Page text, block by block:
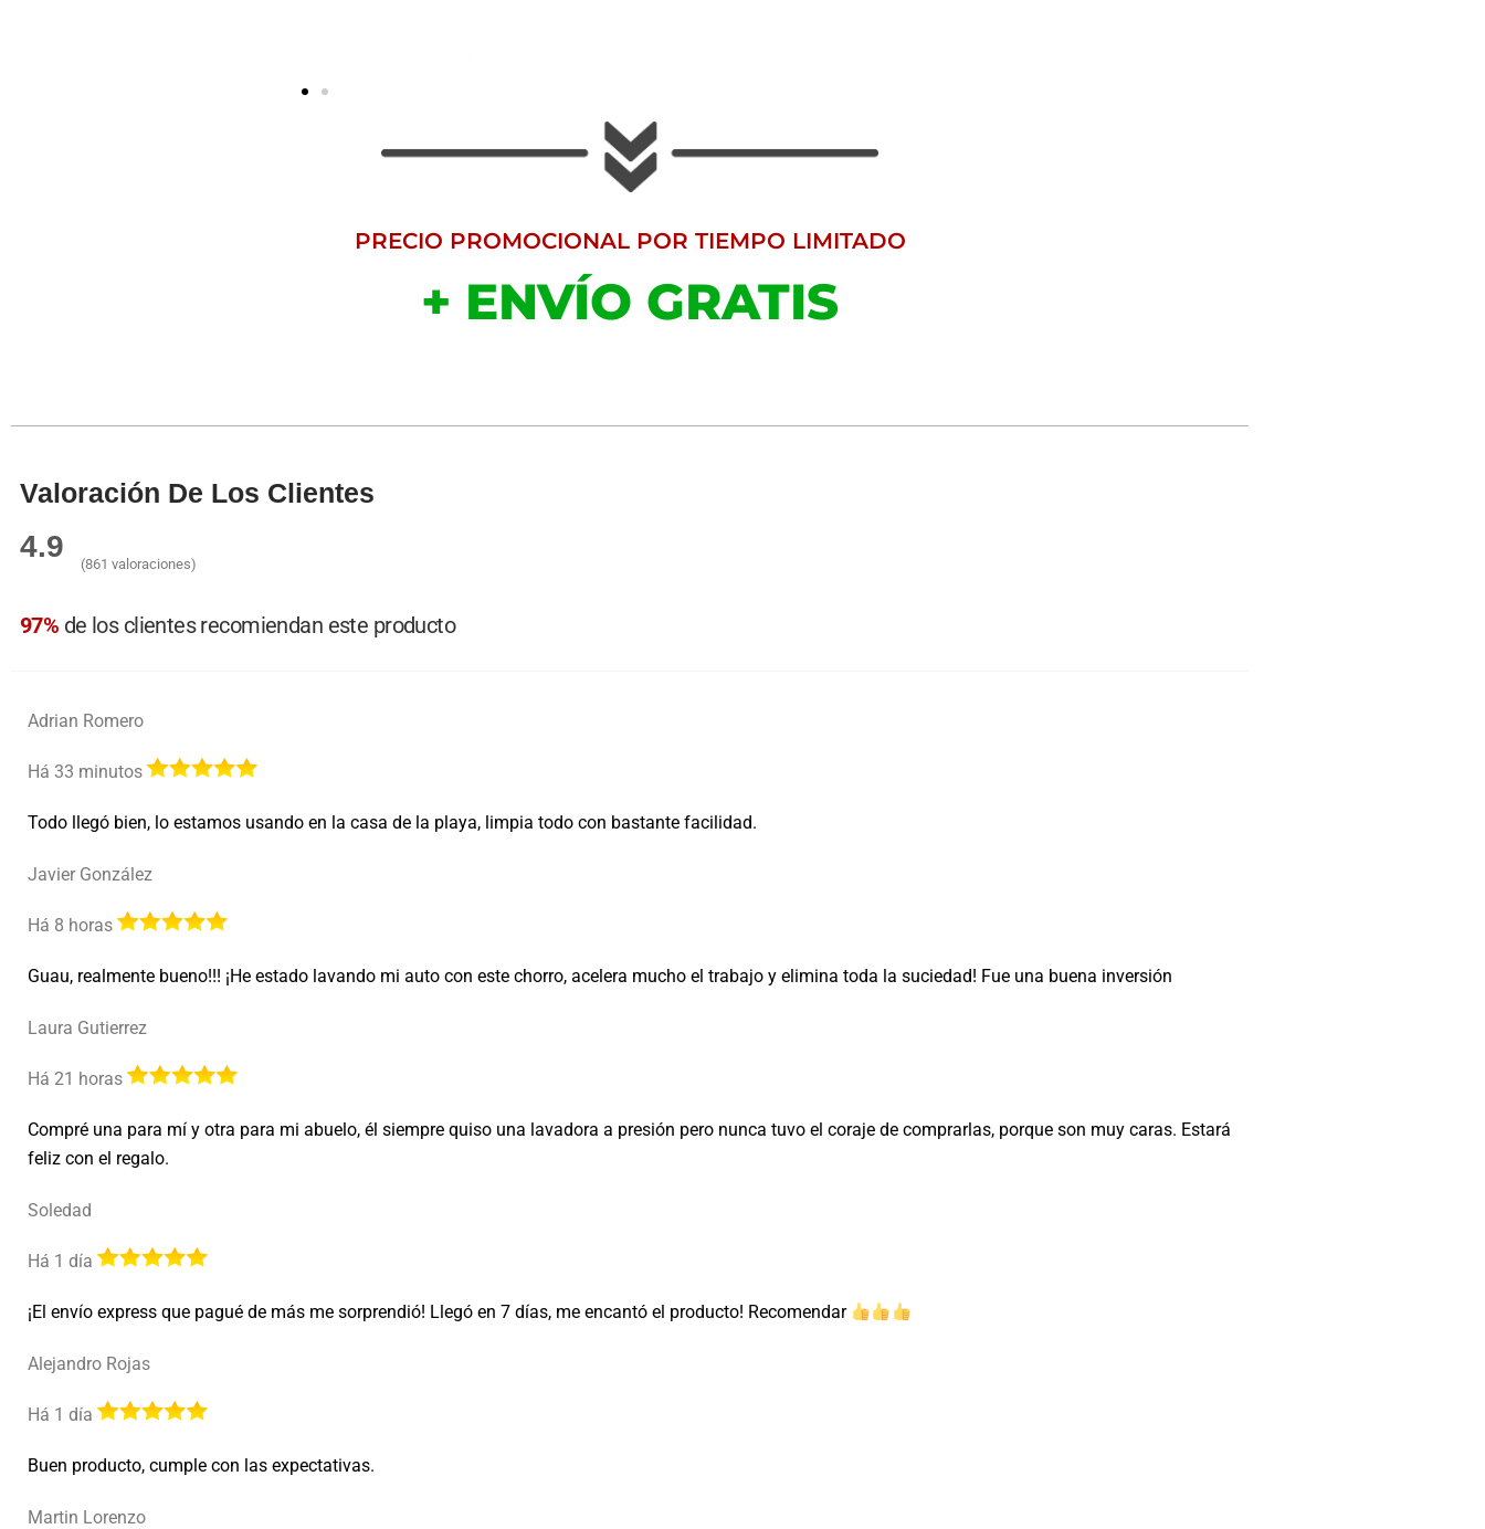
PRECIO PROMOCIONAL POR TIEMPO LIMITADO
+ ENVÍO GRATIS
Valoración De Los Clientes
4.9
(861 valoraciones)
97% de los clientes recomiendan este producto
Adrian Romero
Há 33 minutos
Todo llegó bien, lo estamos usando en la casa de la playa, limpia todo con bastante facilidad.
Javier González
Há 8 horas
Guau, realmente bueno!!! ¡He estado lavando mi auto con este chorro, acelera mucho el trabajo y elimina toda la suciedad! Fue una buena inversión
Laura Gutierrez
Há 21 horas
Compré una para mí y otra para mi abuelo, él siempre quiso una lavadora a presión pero nunca tuvo el coraje de comprarlas, porque son muy caras. Estará
feliz con el regalo.
Soledad
Há 1 día
¡El envío express que pagué de más me sorprendió! Llegó en 7 días, me encantó el producto! Recomendar
Alejandro Rojas
Há 1 día
Buen producto, cumple con las expectativas.
Martin Lorenzo